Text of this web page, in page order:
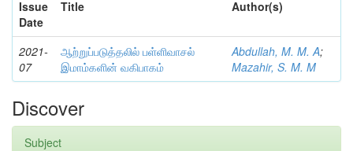
Issue
Date
Title Author(s)
2021-
07
ஆற்றுப்படுத்தலில் பள்ளிவாசல்
இமாம்களின் வகிபாகம்
Abdullah, M. M. A;
Mazahir, S. M. M
Discover
Subject